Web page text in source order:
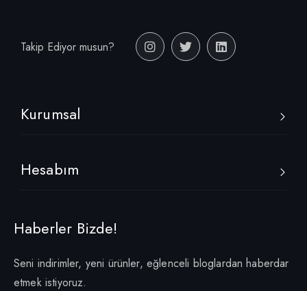
Takip Ediyor musun?
Kurumsal
Hesabım
Haberler Bizde!
Seni indirimler, yeni ürünler, eğlenceli bloglardan haberdar
etmek istiyoruz.